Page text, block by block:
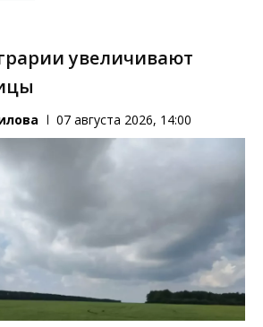
увеличивают
07 августа 2026, 14:00